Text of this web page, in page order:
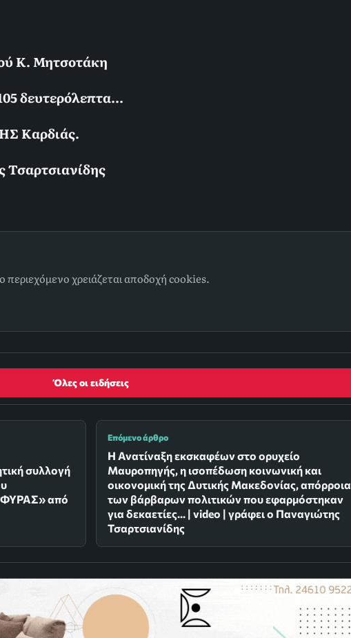
Κ. Μητσοτάκη
δευτερόλεπτα...
Kαρδιάς.
χρειάζεται αποδοχή cookies.
Όλες οι ειδήσεις
συλλογή
από
Επόμενο άρθρο
Η Ανατίναξη εκσκαφέων στο ορυχείο
Μαυροπηγής, η ισοπέδωση κοινωνική και
οικονομική της Δυτικής Μακεδονίας, απόρροια
των βάρβαρων πολιτικών που εφαρμόστηκαν
για δεκαετίες... | video | γράφει ο Παναγιώτης
Τσαρτσιανίδης